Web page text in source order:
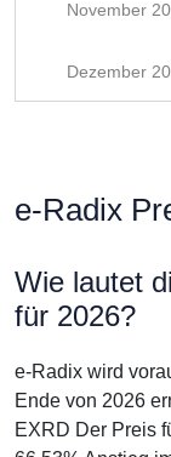
November
Dezember
e-Radix
Wie lautet
für 2026?
e-Radix wird
Ende von 2026
EXRD Der Preis